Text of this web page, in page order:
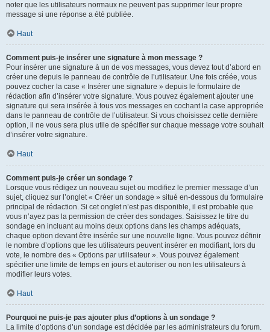
noter que les utilisateurs normaux ne peuvent pas supprimer leur propre
message si une réponse a été publiée.
Haut
Comment puis-je insérer une signature à mon message ?
Pour insérer une signature à un de vos messages, vous devez tout d’abord en
créer une depuis le panneau de contrôle de l’utilisateur. Une fois créée, vous
pouvez cocher la case « Insérer une signature » depuis le formulaire de
rédaction afin d’insérer votre signature. Vous pouvez également ajouter une
signature qui sera insérée à tous vos messages en cochant la case appropriée
dans le panneau de contrôle de l’utilisateur. Si vous choisissez cette dernière
option, il ne vous sera plus utile de spécifier sur chaque message votre souhait
d’insérer votre signature.
Haut
Comment puis-je créer un sondage ?
Lorsque vous rédigez un nouveau sujet ou modifiez le premier message d’un
sujet, cliquez sur l’onglet « Créer un sondage » situé en-dessous du formulaire
principal de rédaction. Si cet onglet n’est pas disponible, il est probable que
vous n’ayez pas la permission de créer des sondages. Saisissez le titre du
sondage en incluant au moins deux options dans les champs adéquats,
chaque option devant être insérée sur une nouvelle ligne. Vous pouvez définir
le nombre d’options que les utilisateurs peuvent insérer en modifiant, lors du
vote, le nombre des « Options par utilisateur ». Vous pouvez également
spécifier une limite de temps en jours et autoriser ou non les utilisateurs à
modifier leurs votes.
Haut
Pourquoi ne puis-je pas ajouter plus d’options à un sondage ?
La limite d’options d’un sondage est décidée par les administrateurs du forum.